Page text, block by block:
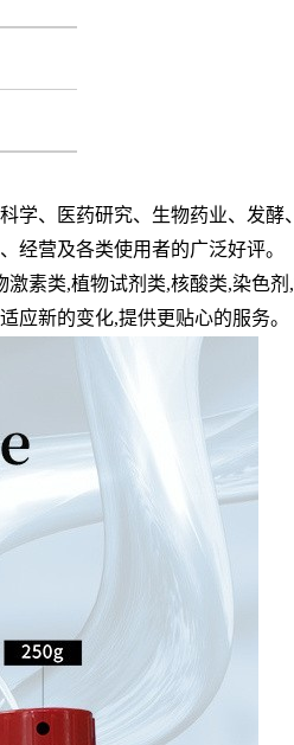
学、医药研究、生物药业、发
经营及各类使用者的广泛好评。
激素类,植物试剂类,核酸类,染色剂 ,
应新的变化,提供更贴心的服务。